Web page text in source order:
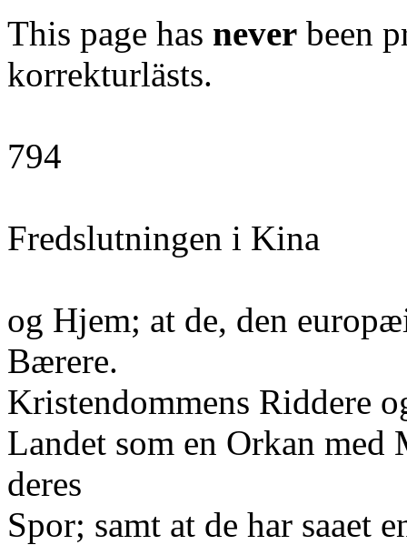
This page has never been
korrekturlästs.
794
Fredslutningen i Kina
og Hjem; at de, den
Bærere.
Kristendommens Riddere
Landet som en Orkan
deres
Spor; samt at de har